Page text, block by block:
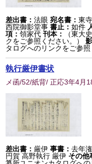
差出書：法眼 宛名書：東寺
西院御影堂事書止：如件
項：領家代刊本：
（東大
クをご参照ください。）
タログへのリンクをご参照
執行厳伊書状
メ函/52/紙背/ 正応3年4月
差出書： 厳伊 事書：去年
円賀 高野執行 厳伊 その他